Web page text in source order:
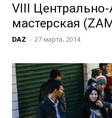
VIII
мастерская
DAZ - 27 марта, 2014